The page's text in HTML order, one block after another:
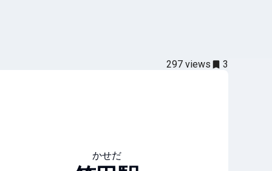
297 views 3
かせだ